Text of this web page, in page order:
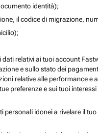
identità);
il codice di migrazione,
relativi ai tuoi account
e sullo stato dei
relative alle performance
preferenze e sui tuoi
idonei a rivelare il